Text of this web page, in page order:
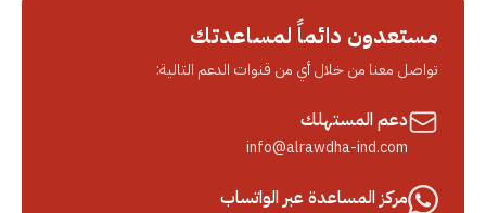
مستعدون دائماً لمساعدتك
تواصل معنا من خلال أي من قنوات الدعم التالية:
دعم المستهلك
info@alrawdha-ind.com
مركز المساعدة عبر الواتساب